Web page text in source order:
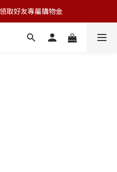
回饋祭｜全年最優惠！
取好友專屬購物金
回饋祭｜全年最優惠！